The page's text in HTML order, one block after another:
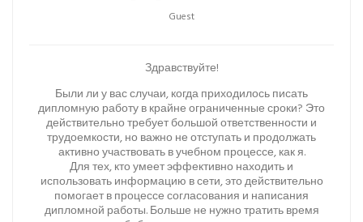
Guest
Здравствуйте!
Были ли у вас случаи, когда приходилось писать
дипломную работу в крайне ограниченные сроки? Это
действительно требует большой ответственности и
трудоемкости, но важно не отступать и продолжать
активно участвовать в учебном процессе, как я.
Для тех, кто умеет эффективно находить и
использовать информацию в сети, это действительно
помогает в процессе согласования и написания
дипломной работы. Больше не нужно тратить время